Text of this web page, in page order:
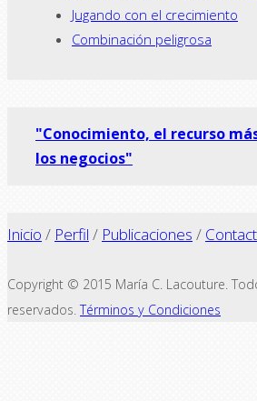
Jugando con el crecimiento
Combinación peligrosa
"Conocimiento, el recurso
los negocios"
Inicio / Perfil / Publicaciones /
Copyright © 2015 María C. Lacouture.
reservados.Términos y Condiciones